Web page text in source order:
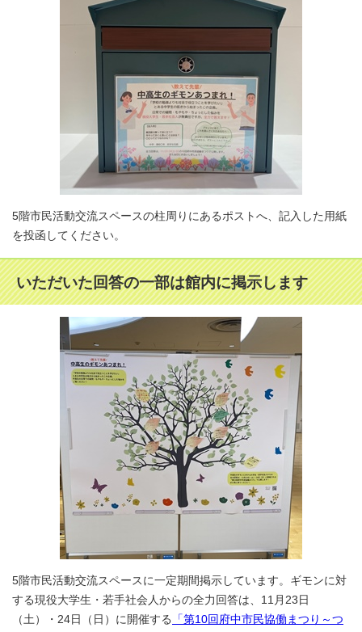
5階市民活動交流スペースの柱周りにあるポストへ、記入した用紙
を投函してください。
いただいた回答の一部は館内に掲示します
5階市民活動交流スペースに一定期間掲示しています。ギモンに対
する現役大学生・若手社会人からの全力回答は、11月23日
（土）・24日（日）に開催する
「第10回府中市民協働まつり～つ